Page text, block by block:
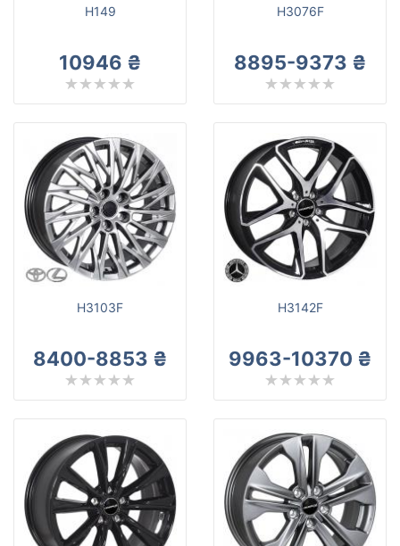
H149
10946 ₴
H3076F
8895-9373 ₴
H3103F
8400-8853 ₴
H3142F
9963-10370 ₴